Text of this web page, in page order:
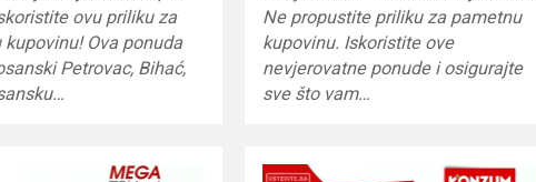
ovu priliku za
kupovinu! Ova ponuda
Petrovac, Bihać,
Ne propustite priliku za pametnu
kupovinu. Iskoristite ove
nevjerovatne ponude i osigurajte
sve što vam…